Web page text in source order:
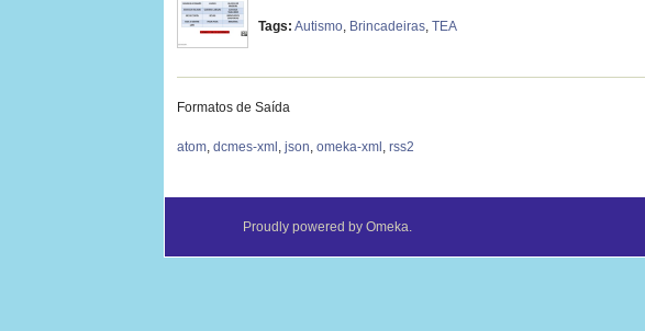
Tags: Autismo, Brincadeiras,TEA
Formatos de Saída
atom,dcmes-xml ,json,omeka-xml ,rss2
Proudly powered byOmeka.